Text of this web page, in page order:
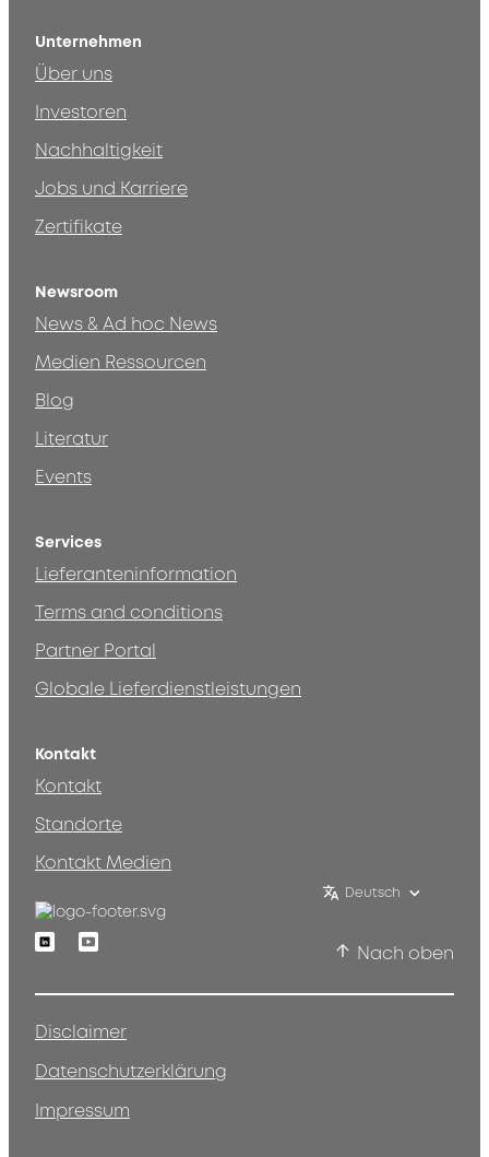
Unternehmen
Über uns
Investoren
Nachhaltigkeit
Jobs und Karriere
Zertifikate
Newsroom
News & Ad hoc News
Medien Ressourcen
Blog
Literatur
Events
Services
Lieferanteninformation
Terms and conditions
Partner Portal
Globale Lieferdienstleistungen
Kontakt
Kontakt
Standorte
Kontakt Medien
Deutsch
LinkedinYoutube
Nach oben
Disclaimer
Datenschutzerklärung
Impressum